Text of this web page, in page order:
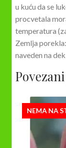
u kuću da se
procvetala
temperatura
Zemlja
naveden na
NEMA NA